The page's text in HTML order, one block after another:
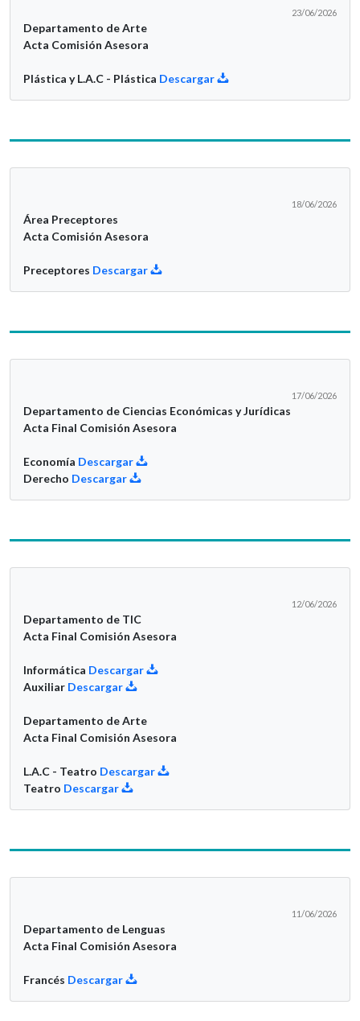
23/06/2026
Departamento de Arte
Acta Comisión Asesora
Plástica y L.A.C - Plástica Descargar
18/06/2026
Área Preceptores
Acta Comisión Asesora
Preceptores Descargar
17/06/2026
Departamento de Ciencias Económicas y Jurídicas
Acta Final Comisión Asesora
Economía Descargar
Derecho Descargar
12/06/2026
Departamento de TIC
Acta Final Comisión Asesora
Informática Descargar
Auxiliar Descargar
Departamento de Arte
Acta Final Comisión Asesora
L.A.C - Teatro Descargar
Teatro Descargar
11/06/2026
Departamento de Lenguas
Acta Final Comisión Asesora
Francés Descargar